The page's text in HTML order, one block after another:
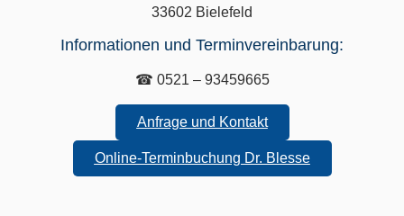
33602 Bielefeld
Informationen und Terminvereinbarung:
☎ 0521 – 93459665
Anfrage und Kontakt
Online-Terminbuchung Dr. Blesse